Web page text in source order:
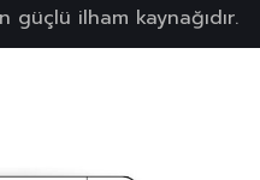
güçlü ilham kaynağıdır.